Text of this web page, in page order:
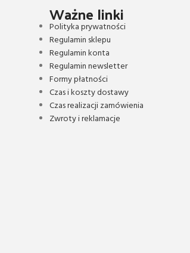
Ważne linki
Polityka prywatności
Regulamin sklepu
Regulamin konta
Regulamin newsletter
Formy płatności
Czas i koszty dostawy
Czas realizacji zamówienia
Zwroty i reklamacje